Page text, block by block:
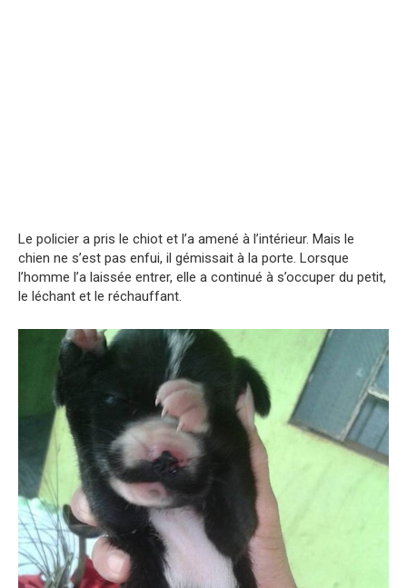
Le policier a pris le chiot et l’a amené à l’intérieur. Mais le
chien ne s’est pas enfui, il gémissait à la porte. Lorsque
l’homme l’a laissée entrer, elle a continué à s’occuper du petit,
le léchant et le réchauffant.